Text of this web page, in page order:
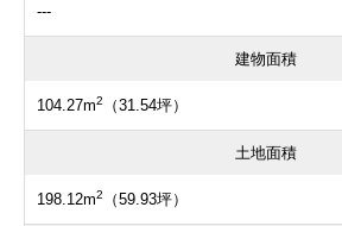
---
建物面積
104.27m2 （31.54坪）
土地面積
198.12m2 （59.93坪）